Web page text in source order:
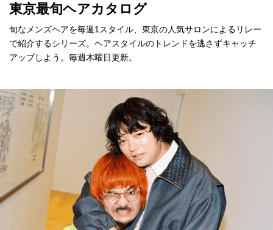
東京最旬ヘアカタログ
旬なメンズヘアを毎週1スタイル、東京の人気サロンによるリレー
で紹介するシリーズ。ヘアスタイルのトレンドを逃さずキャッチ
アップしよう。毎週木曜日更新。